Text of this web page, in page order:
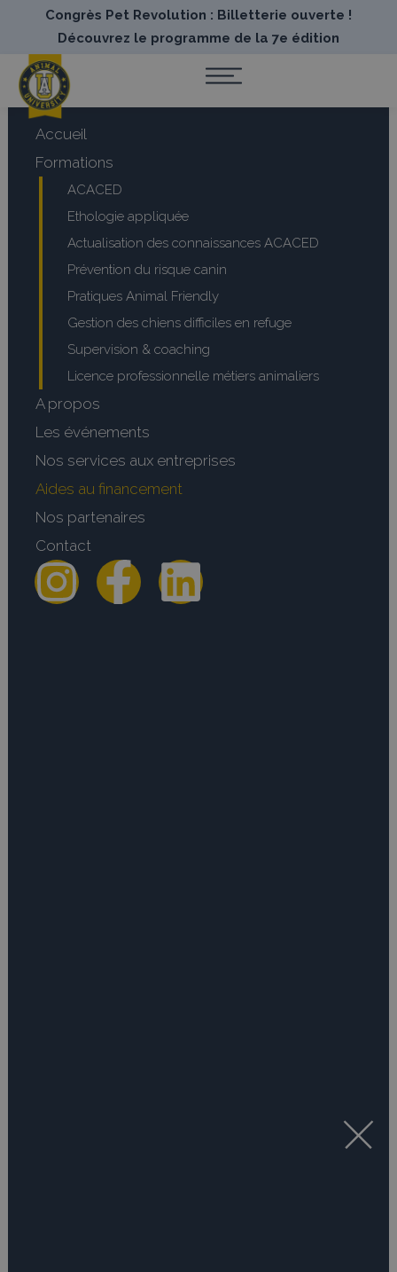
Congrès Pet Revolution : Billetterie ouverte !
Découvrez le programme de la 7e édition
Accueil
Formations
ACACED
Ethologie appliquée
Actualisation des connaissances ACACED
Prévention du risque canin
Pratiques Animal Friendly
Gestion des chiens difficiles en refuge
Supervision & coaching
Licence professionnelle métiers animaliers
A propos
Les événements
Nos services aux entreprises
Aides au financement
Nos partenaires
Contact